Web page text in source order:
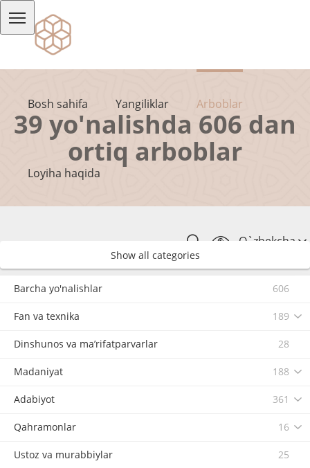
Bosh sahifa Yangiliklar Arboblar
Loyiha haqida
O`zbekcha
39 yo'nalishda 606 dan
ortiq arboblar
Show all categories
Barcha yo'nalishlar 606
Fan va texnika 189
Dinshunos va ma’rifatparvarlar 28
Madaniyat 188
Adabiyot 361
Qahramonlar 16
Ustoz va murabbiylar 25